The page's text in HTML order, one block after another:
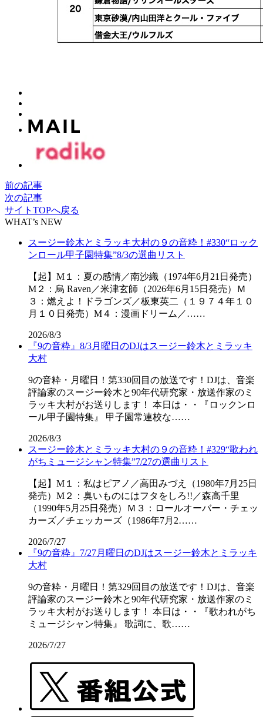
前の記事
次の記事
サイトTOPへ戻る
WHAT’s NEW
スージー鈴木とミラッキ大村の９の音粋！#330“ロック
ンロール甲子園特集”8/3の選曲リスト
【起】M１：夏の感情／南沙織（1974年6月21日発売）
M２：烏 Raven／米津玄師（2026年6月15日発売）Ｍ
３：燃えよ！ドラゴンズ／板東英二（１９７４年１０
月１０日発売）M４：漫画ドリーム／……
2026/8/3
『9の音粋』8/3月曜日のDJはスージー鈴木とミラッキ
大村
9の音粋・月曜日！第330回目の放送です！DJは、音楽
評論家のスージー鈴木と90年代研究家・放送作家のミ
ラッキ大村がお送りします！ 本日は・・『ロックンロ
ール甲子園特集』 甲子園常連校な……
2026/8/3
スージー鈴木とミラッキ大村の９の音粋！#329“歌われ
がちミュージシャン特集”7/27の選曲リスト
【起】M１：私はピアノ／高田みづえ（1980年7月25日
発売）M２：臭いものにはフタをしろ!!／森高千里
（1990年5月25日発売）Ｍ３：ロールオーバー・チェッ
カーズ／チェッカーズ（1986年7月2……
2026/7/27
『9の音粋』7/27月曜日のDJはスージー鈴木とミラッキ
大村
9の音粋・月曜日！第329回目の放送です！DJは、音楽
評論家のスージー鈴木と90年代研究家・放送作家のミ
ラッキ大村がお送りします！ 本日は・・『歌われがち
ミュージシャン特集』 歌詞に、歌……
2026/7/27